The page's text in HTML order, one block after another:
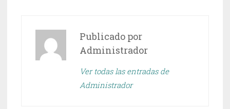
Publicado por
Administrador
Ver todas las entradas de
Administrador